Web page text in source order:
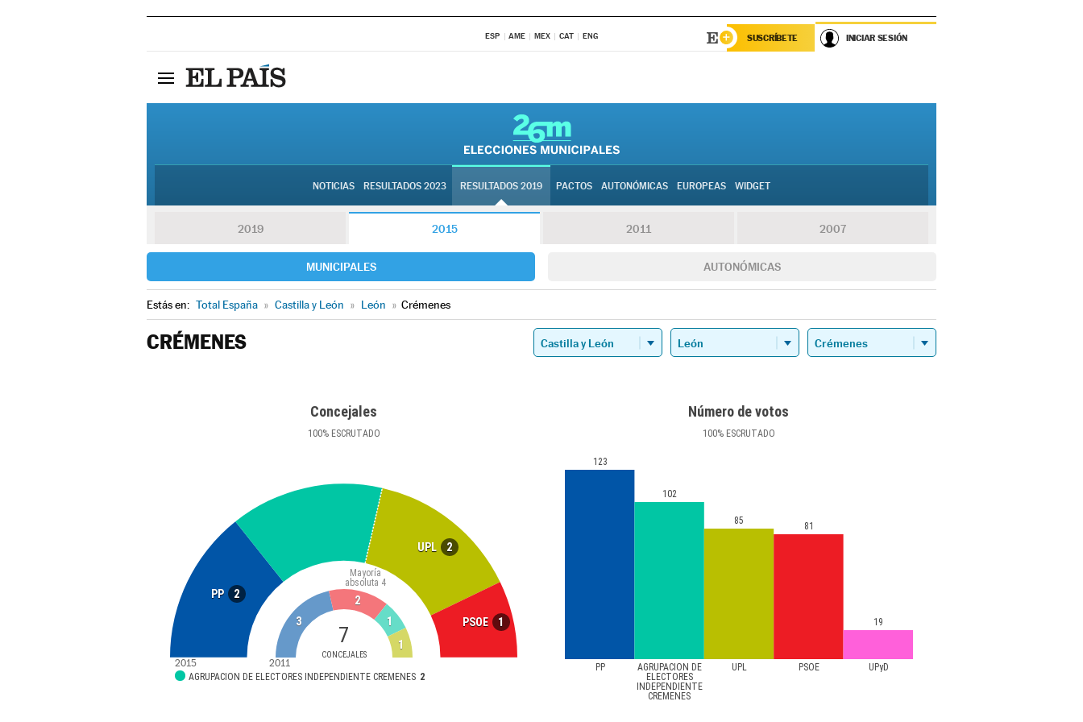
ESP AME MEX CAT ENG SUSCRÍBETE INICIAR SESIÓN
NOTICIAS RESULTADOS 2023 RESULTADOS 2019 PACTOS AUTONÓMICAS EUROPEAS WIDGET
2019 2015 2011 2007
MUNICIPALES AUTONÓMICAS
Estás en: Total España » Castilla y León » León » Crémenes
CRÉMENES
Concejales
100%ESCRUTADO
PP 2
UPL 2
PSOE 1
7
CONCEJALES
Mayoría
absoluta 4
AGRUPACION DE ELECTORES INDEPENDIENTE CREMENES 2
3
2
1
1
2015 2011
Número de votos
100%ESCRUTADO
PP
AGRUPACION DE
ELECTORES
INDEPENDIENTE
CREMENES
UPL PSOE UPyD
123
102
85 81
19